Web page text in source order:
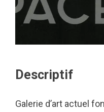
Descriptif
Galerie d’art actuel